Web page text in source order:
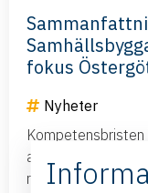
fokus
Nyheter
arbetsmarknad är
mer kompetens